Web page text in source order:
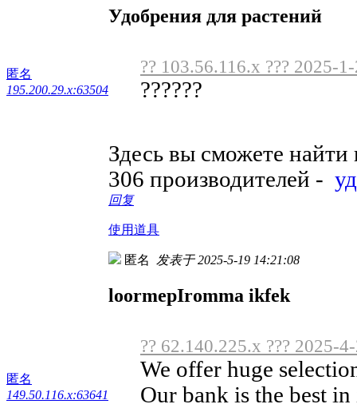
匿名
195.200.29.x:63504
Удобрения для растений
?? 103.56.116.x ??? 2025-
??????
Здесь вы сможете
306 производителей -
回复
使用道具
匿名
149.50.116.x:63641
匿名 发表于 2025-5-19 14:21:08
loormepIromma ikfek
?? 62.140.225.x ??? 2025-
We offer huge
Our bank is the best in